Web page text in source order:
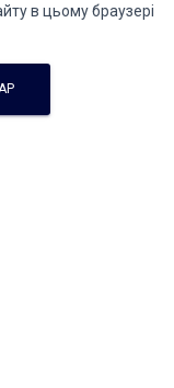
в цьому браузері